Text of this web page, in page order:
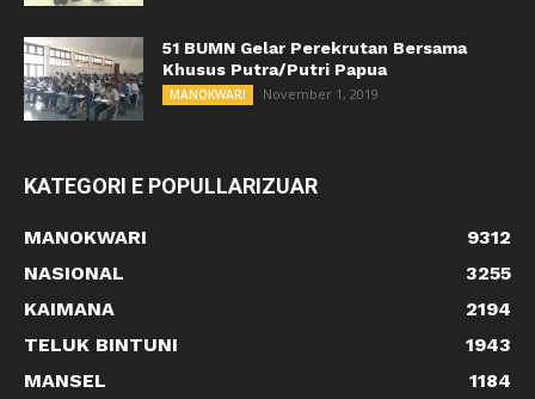
51 BUMN Gelar Perekrutan Bersama
Khusus Putra/Putri Papua
MANOKWARI November 1, 2019
KATEGORI E POPULLARIZUAR
MANOKWARI
9312
NASIONAL
3255
KAIMANA
2194
TELUK BINTUNI
1943
MANSEL
1184